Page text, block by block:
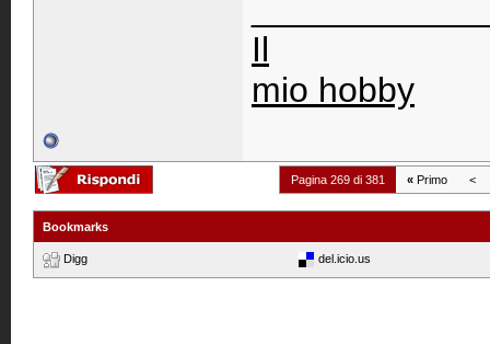
Il
mio hobby
Pagina 269 di 381 « Primo <
Bookmarks
Digg del.icio.us